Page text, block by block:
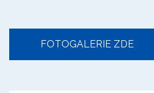
FOTOGALERIE ZDE